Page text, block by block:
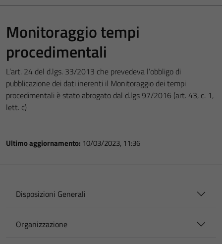
Monitoraggio tempi
procedimentali
L’art. 24 del d.lgs. 33/2013 che prevedeva l’obbligo di
pubblicazione dei dati inerenti il Monitoraggio dei tempi
procedimentali è stato abrogato dal d.lgs 97/2016 (art. 43, c. 1,
lett. c)
Ultimo aggiornamento: 10/03/2023, 11:36
Disposizioni Generali
Organizzazione